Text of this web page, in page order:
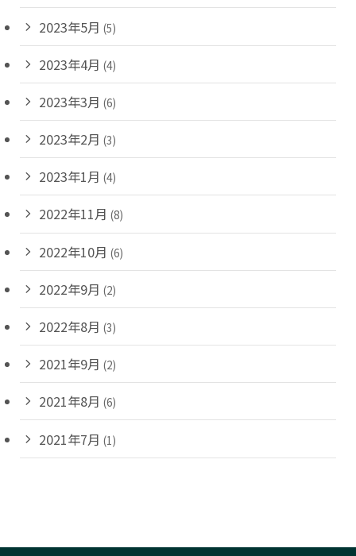
2023年5月 (5)
2023年4月 (4)
2023年3月 (6)
2023年2月 (3)
2023年1月 (4)
2022年11月 (8)
2022年10月 (6)
2022年9月 (2)
2022年8月 (3)
2021年9月 (2)
2021年8月 (6)
2021年7月 (1)